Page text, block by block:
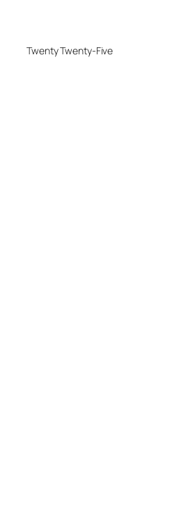
Twenty Twenty-Five